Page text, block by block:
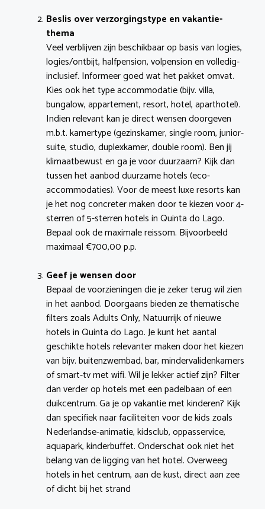
Beslis over verzorgingstype en vakantie-
thema
Veel verblijven zijn beschikbaar op basis van logies,
logies/ontbijt, halfpension, volpension en volledig-
inclusief. Informeer goed wat het pakket omvat.
Kies ook het type accommodatie (bijv. villa,
bungalow, appartement, resort, hotel, aparthotel).
Indien relevant kan je direct wensen doorgeven
m.b.t. kamertype (gezinskamer, single room, junior-
suite, studio, duplexkamer, double room). Ben jij
klimaatbewust en ga je voor duurzaam? Kijk dan
tussen het aanbod duurzame hotels (eco-
accommodaties). Voor de meest luxe resorts kan
je het nog concreter maken door te kiezen voor 4-
sterren of 5-sterren hotels in Quinta do Lago.
Bepaal ook de maximale reissom. Bijvoorbeeld
maximaal €700,00 p.p.
Geef je wensen door
Bepaal de voorzieningen die je zeker terug wil zien
in het aanbod. Doorgaans bieden ze thematische
filters zoals Adults Only, Natuurrijk of nieuwe
hotels in Quinta do Lago. Je kunt het aantal
geschikte hotels relevanter maken door het kiezen
van bijv. buitenzwembad, bar, mindervalidenkamers
of smart-tv met wifi. Wil je lekker actief zijn? Filter
dan verder op hotels met een padelbaan of een
duikcentrum. Ga je op vakantie met kinderen? Kijk
dan specifiek naar faciliteiten voor de kids zoals
Nederlandse-animatie, kidsclub, oppasservice,
aquapark, kinderbuffet. Onderschat ook niet het
belang van de ligging van het hotel. Overweeg
hotels in het centrum, aan de kust, direct aan zee
of dicht bij het strand